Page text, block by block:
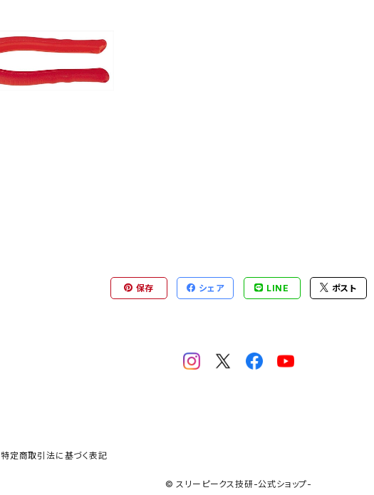
保存 シェア LINE ポスト
特定商取引法に基づく表記
© スリーピークス技研-公式ショップ-